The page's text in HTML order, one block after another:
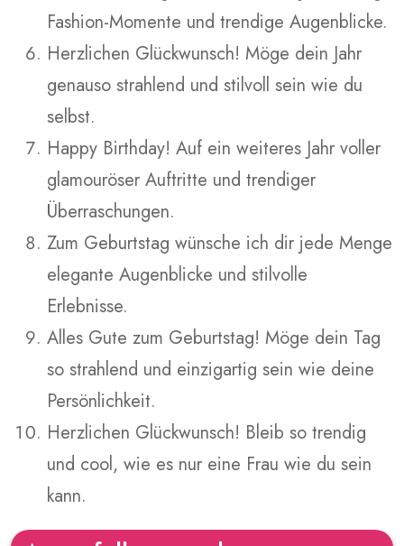
Fashion-Momente und trendige Augenblicke.
Herzlichen Glückwunsch! Möge dein Jahr
genauso strahlend und stilvoll sein wie du
selbst.
Happy Birthday! Auf ein weiteres Jahr voller
glamouröser Auftritte und trendiger
Überraschungen.
Zum Geburtstag wünsche ich dir jede Menge
elegante Augenblicke und stilvolle
Erlebnisse.
Alles Gute zum Geburtstag! Möge dein Tag
so strahlend und einzigartig sein wie deine
Persönlichkeit.
Herzlichen Glückwunsch! Bleib so trendig
und cool, wie es nur eine Frau wie du sein
kann.